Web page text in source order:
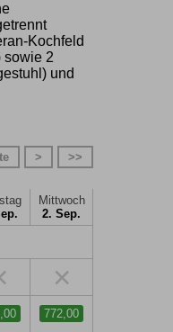
Kochfeld
sowie 2
und
>>
>
Mittwoch
2. Sep.
×
772,00